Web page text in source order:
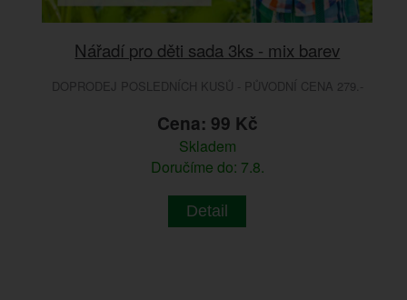
Nářadí pro děti sada 3ks - mix barev
DOPRODEJ POSLEDNÍCH KUSŮ - PŮVODNÍ CENA 279.-
Cena: 99 Kč
Skladem
Doručíme do: 7.8.
Detail